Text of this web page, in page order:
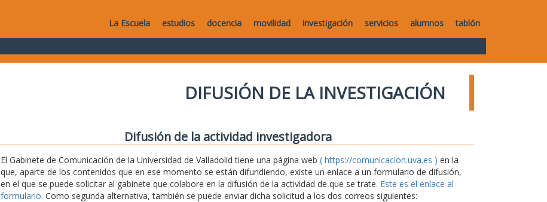
La Escuela estudios docencia movilidad investigación servicios alumnos tablón
DIFUSIÓN DE LA INVESTIGACIÓN
Difusión de la actividad investigadora
El Gabinete de Comunicación de la Universidad de Valladolid tiene una página web ( https://comunicacion.uva.es ) en la
que, aparte de los contenidos que en ese momento se están difundiendo, existe un enlace a un formulario de difusión,
en el que se puede solicitar al gabinete que colabore en la difusión de la actividad de que se trate. Este es el enlace al
formulario. Como segunda alternativa, también se puede enviar dicha solicitud a los dos correos siguientes: